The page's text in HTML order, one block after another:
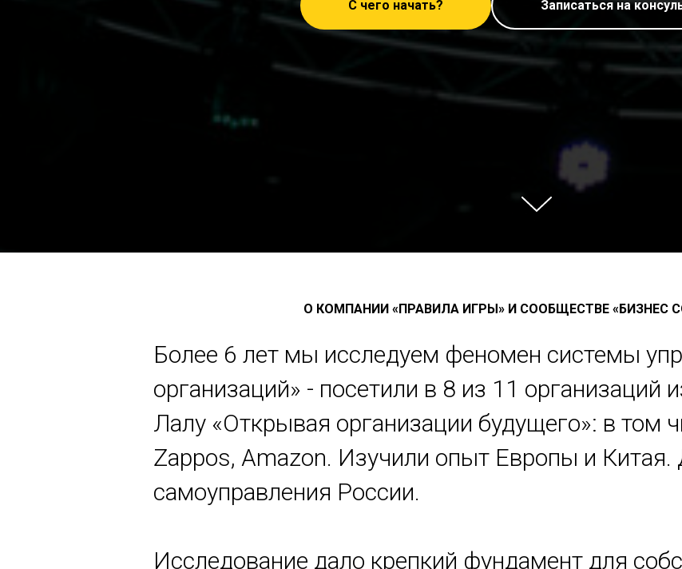
С чего начать? Записаться на
О КОМПАНИИ «ПРАВИЛА ИГРЫ» И СООБЩЕСТВЕ «БИЗНЕС
Более 6 лет мы исследуем феномен системы
организаций» - посетили в 8 из 11 организаций
Лалу «Открывая организации будущего»: в том
Zappos, Amazon. Изучили опыт Европы и
самоуправления России.
Исследование дало крепкий фундамент для